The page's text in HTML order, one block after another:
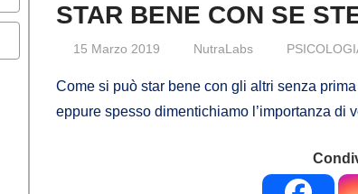
STAR BENE CON SE
15 Marzo 2019 NutraLabs
Come si può star bene con gli altri senza
eppure spesso dimentichiamo l’importanza di